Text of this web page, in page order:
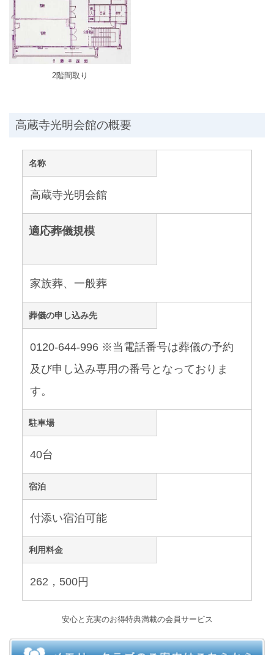
2階間取り
高蔵寺光明会館の概要
名称
高蔵寺光明会館
適応葬儀規模
家族葬、一般葬
葬儀の申し込み先
0120-644-996 ※当電話番号は葬儀の予約
及び申し込み専用の番号となっておりま
す。
駐車場
40台
宿泊
付添い宿泊可能
利用料金
262，500円
安心と充実のお得特典満載の会員サービス